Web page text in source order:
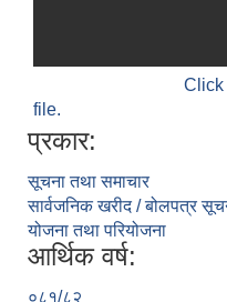
file.
प्रकार:
सूचना तथा समाचार
सार्वजनिक खरीद / बोलपत्र
योजना तथा परियोजना
आर्थिक वर्ष:
०८१/८२